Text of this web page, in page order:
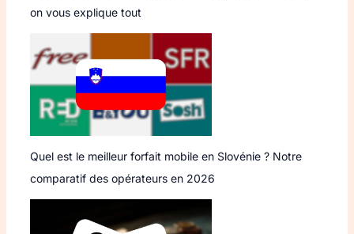
on vous explique tout
Quel est le meilleur forfait mobile en Slovénie ? Notre
comparatif des opérateurs en 2026